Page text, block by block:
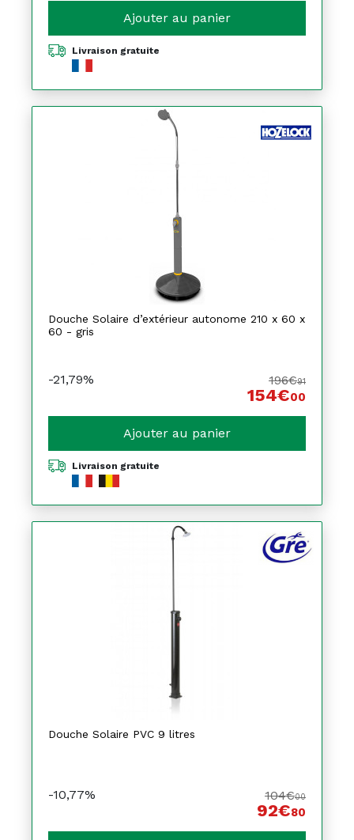
Ajouter au panier
Livraison gratuite
Douche Solaire d’extérieur autonome 210 x 60 x
60 - gris
-21,79% 196€91
154€00
Ajouter au panier
Livraison gratuite
Douche Solaire PVC 9 litres
-10,77% 104€00
92€80